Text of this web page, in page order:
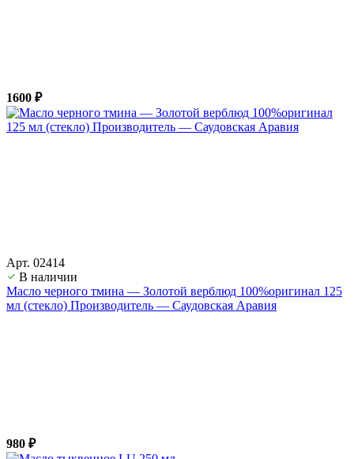
1600 ₽
Арт. 02414
В наличии
Масло черного тмина — Золотой верблюд 100%оригинал 125
мл (стекло) Производитель — Саудовская Аравия
980 ₽